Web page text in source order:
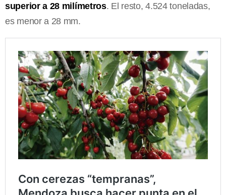
superior a 28 milímetros. El resto, 4.524 toneladas,
es menor a 28 mm.